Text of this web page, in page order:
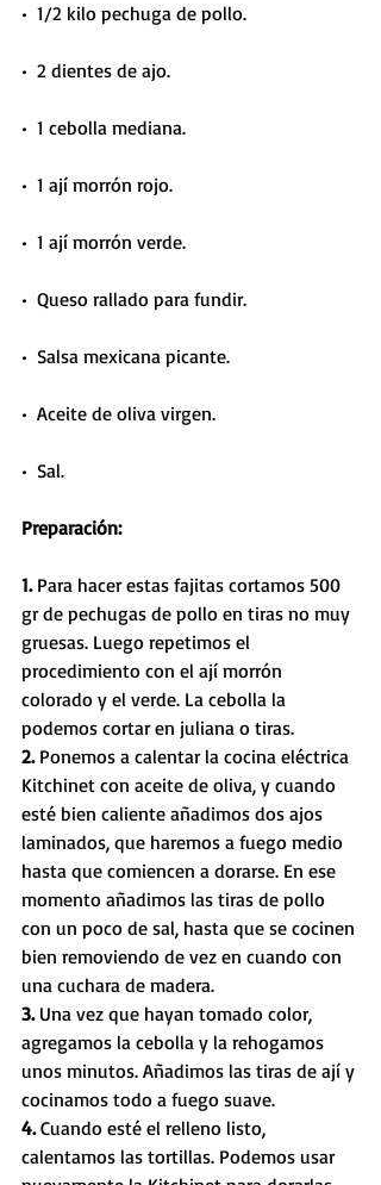
•  1/2 kilo pechuga de pollo.
•  2 dientes de ajo.
•  1 cebolla mediana.
•  1 ají morrón rojo.
•  1 ají morrón verde.
•  Queso rallado para fundir.
•  Salsa mexicana picante.
•  Aceite de oliva virgen.
•  Sal.
Preparación:
1. Para hacer estas fajitas cortamos 500
gr de pechugas de pollo en tiras no muy
gruesas. Luego repetimos el
procedimiento con el ají morrón
colorado y el verde. La cebolla la
podemos cortar en juliana o tiras.
2. Ponemos a calentar la cocina eléctrica
Kitchinet con aceite de oliva, y cuando
esté bien caliente añadimos dos ajos
laminados, que haremos a fuego medio
hasta que comiencen a dorarse. En ese
momento añadimos las tiras de pollo
con un poco de sal, hasta que se cocinen
bien removiendo de vez en cuando con
una cuchara de madera.
3. Una vez que hayan tomado color,
agregamos la cebolla y la rehogamos
unos minutos. Añadimos las tiras de ají y
cocinamos todo a fuego suave.
4. Cuando esté el relleno listo,
calentamos las tortillas. Podemos usar